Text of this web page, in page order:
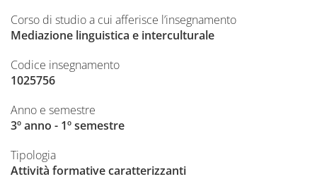
Corso di studio a cui afferisce l’insegnamento
Mediazione linguistica e interculturale
Codice insegnamento
1025756
Anno e semestre
3º anno - 1º semestre
Tipologia
Attività formative caratterizzanti